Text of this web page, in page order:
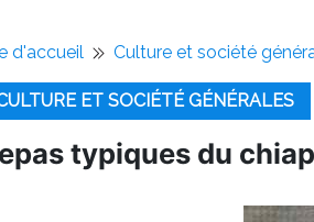
d'accueil Culture et société
ET SOCIÉTÉ GÉNÉRALES
typiques du